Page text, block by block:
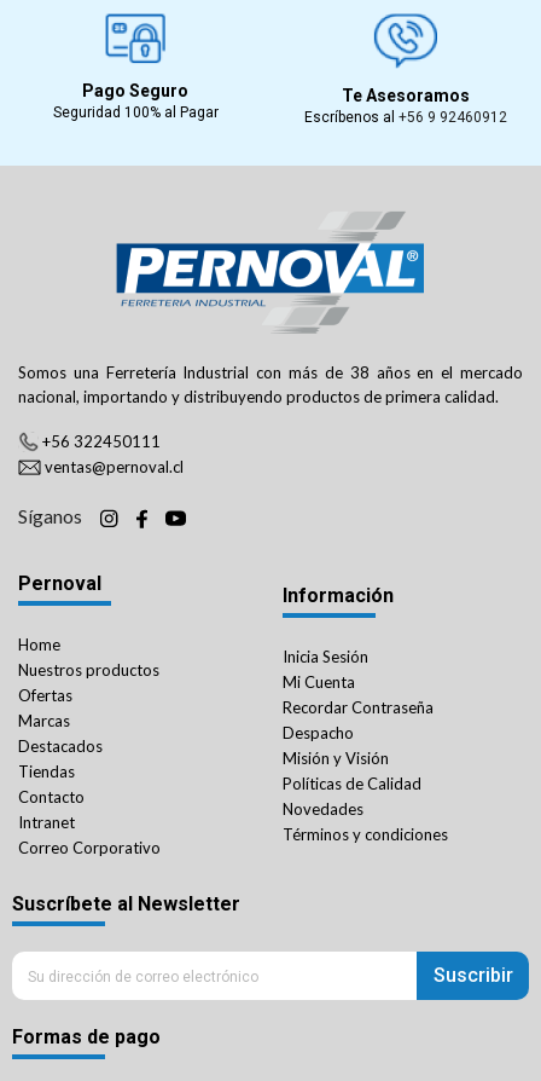
Pago Seguro
Seguridad 100% al Pagar
Te Asesoramos
Escríbenos al +56 9 92460912
Somos una Ferretería Industrial con más de 38 años en el mercado
nacional, importando y distribuyendo productos de primera calidad.
+56 322450111
ventas@pernoval.cl
Síganos
Pernoval
Home
Nuestros productos
Ofertas
Marcas
Destacados
Tiendas
Contacto
Intranet
Correo Corporativo
Información
Inicia Sesión
Mi Cuenta
Recordar Contraseña
Despacho
Misión y Visión
Políticas de Calidad
Novedades
Términos y condiciones
Suscríbete al Newsletter
Suscribir
Formas de pago